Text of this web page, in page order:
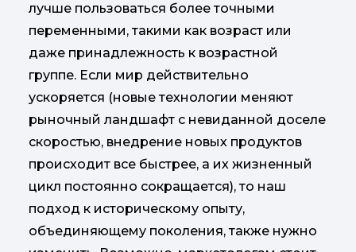
лучше пользоваться более точными
переменными, такими как возраст или
даже принадлежность к возрастной
группе. Если мир действительно
ускоряется (новые технологии меняют
рыночный ландшафт с невиданной доселе
скоростью, внедрение новых продуктов
происходит все быстрее, а их жизненный
цикл постоянно сокращается), то наш
подход к историческому опыту,
объединяющему поколения, также нужно